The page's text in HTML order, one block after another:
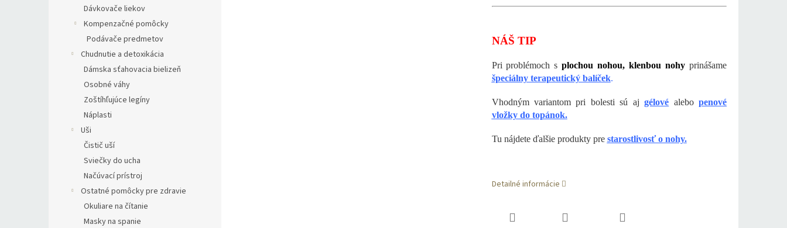
Dávkovače liekov
Kompenzačné pomôcky
Podávače predmetov
Chudnutie a detoxikácia
Dámska sťahovacia bielizeň
Osobné váhy
Zoštíhľujúce legíny
Náplasti
Uši
Čistič uší
Sviečky do ucha
Načúvací prístroj
Ostatné pomôcky pre zdravie
Okuliare na čítanie
Masky na spanie
NÁŠ TIP
Pri problémoch splochou nohou, klenbou nohy prinášame
špeciálny terapeutický balíček.
Vhodným variantom pri bolesti sú ajgélové alebo penové
vložky do topánok.
Tu nájdete ďalšie produkty pre starostlivosť o nohy.
Detailné informácie